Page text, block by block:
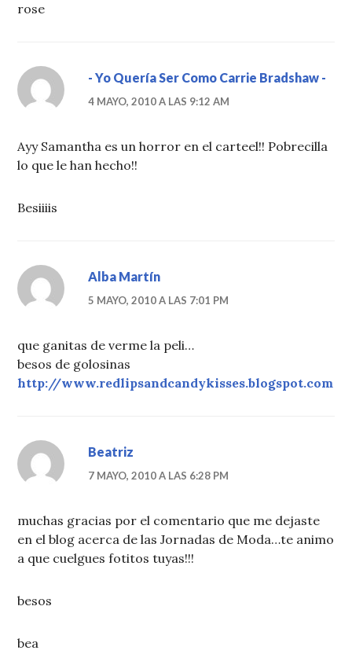
rose
- Yo Quería Ser Como Carrie Bradshaw -
4 MAYO, 2010 A LAS 9:12 AM
Ayy Samantha es un horror en el carteel!! Pobrecilla
lo que le han hecho!!
Besiiiis
Alba Martín
5 MAYO, 2010 A LAS 7:01 PM
que ganitas de verme la peli…
besos de golosinas
http://www.redlipsandcandykisses.blogspot.com
Beatriz
7 MAYO, 2010 A LAS 6:28 PM
muchas gracias por el comentario que me dejaste
en el blog acerca de las Jornadas de Moda…te animo
a que cuelgues fotitos tuyas!!!
besos
bea